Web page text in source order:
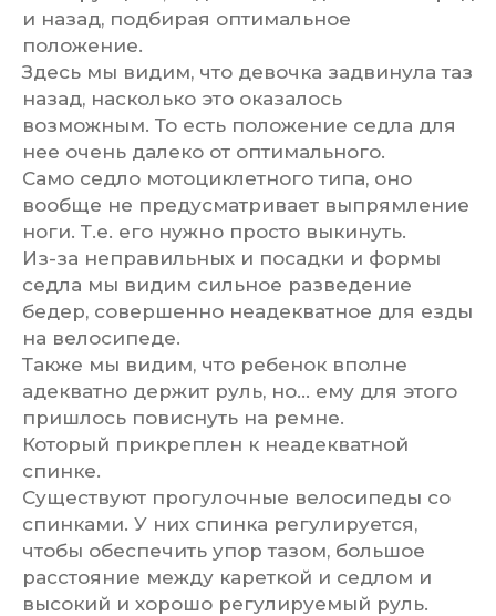
и назад, подбирая оптимальное
положение.
Здесь мы видим, что девочка задвинула таз
назад, насколько это оказалось
возможным. То есть положение седла для
нее очень далеко от оптимального.
Само седло мотоциклетного типа, оно
вообще не предусматривает выпрямление
ноги. Т.е. его нужно просто выкинуть.
Из-за неправильных и посадки и формы
седла мы видим сильное разведение
бедер, совершенно неадекватное для езды
на велосипеде.
Также мы видим, что ребенок вполне
адекватно держит руль, но... ему для этого
пришлось повиснуть на ремне.
Который прикреплен к неадекватной
спинке.
Существуют прогулочные велосипеды со
спинками. У них спинка регулируется,
чтобы обеспечить упор тазом, большое
расстояние между кареткой и седлом и
высокий и хорошо регулируемый руль.